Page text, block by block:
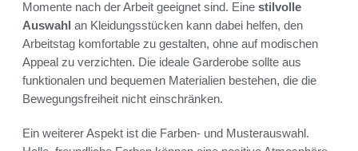
Momente nach der Arbeit geeignet sind. Eine stilvolle
Auswahl an Kleidungsstücken kann dabei helfen, den
Arbeitstag komfortable zu gestalten, ohne auf modischen
Appeal zu verzichten. Die ideale Garderobe sollte aus
funktionalen und bequemen Materialien bestehen, die die
Bewegungsfreiheit nicht einschränken.
Ein weiterer Aspekt ist die Farben- und Musterauswahl.